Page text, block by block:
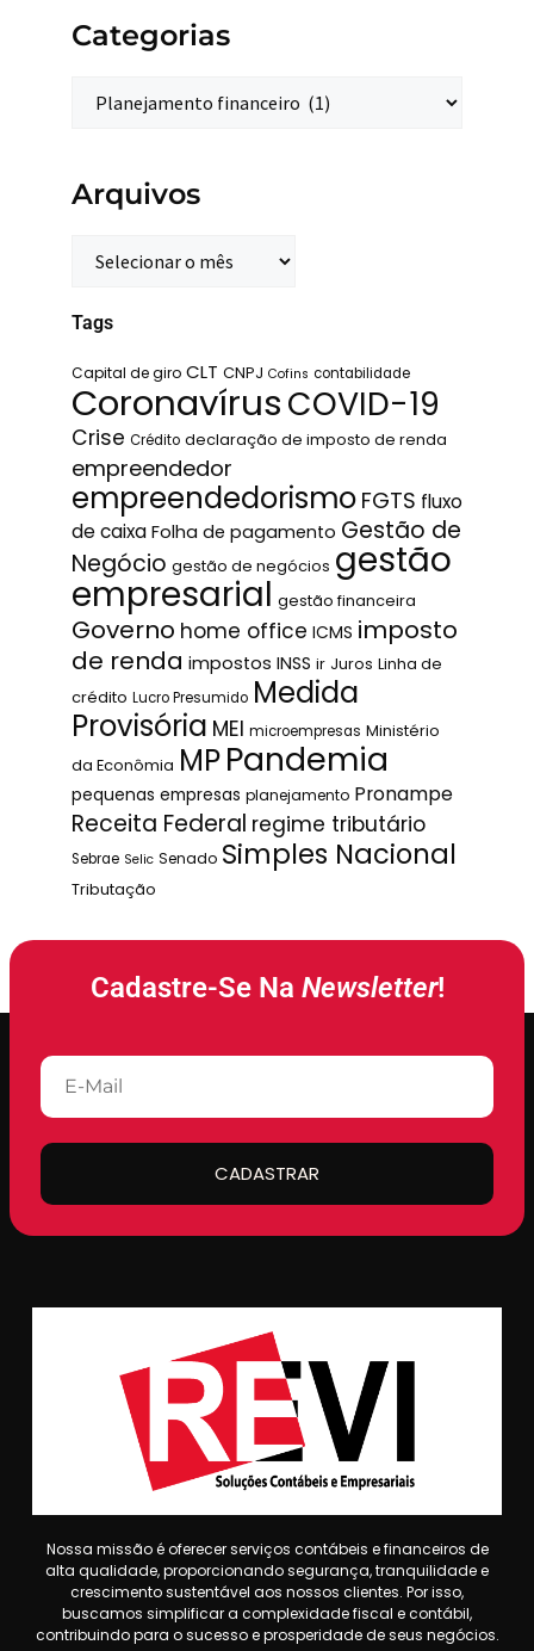
Categorias
Arquivos
Tags
Capital de giro CLT CNPJ Cofins contabilidade
CoronavírusCOVID-19
Crise Crédito declaração de imposto de renda
empreendedor
empreendedorismo FGTS fluxo
de caixa Folha de pagamento Gestão de
Negócio gestão de negócios gestão
empresarial gestão financeira
Governo home office ICMS imposto
de renda impostos INSS ir Juros Linha de
crédito Lucro Presumido Medida
Provisória MEI microempresas Ministério
da Econômia MPPandemia
pequenas empresas planejamento Pronampe
Receita Federal regime tributário
Sebrae Selic Senado Simples Nacional
Tributação
Cadastre-Se Na Newsletter!
CADASTRAR
Nossa missão é oferecer serviços contábeis e financeiros de
alta qualidade, proporcionando segurança, tranquilidade e
crescimento sustentável aos nossos clientes. Por isso,
buscamos simplificar a complexidade fiscal e contábil,
contribuindo para o sucesso e prosperidade de seus negócios.